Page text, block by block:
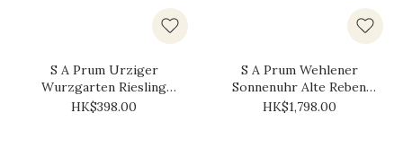
S A Prum Urziger
Wurzgarten Riesling
Auslese 2006
HK$398.00
S A Prum Wehlener
Sonnenuhr Alte Reben
Riesling
HK$1,798.00